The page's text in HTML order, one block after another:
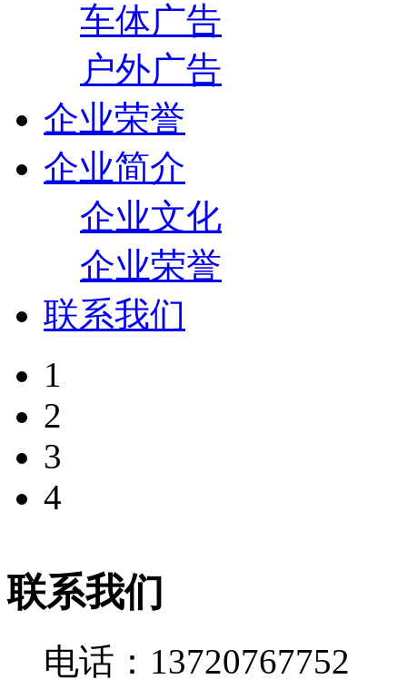
车体广告
户外广告
企业荣誉
企业简介
企业文化
企业荣誉
联系我们
1
2
3
4
联系我们
电话：13720767752